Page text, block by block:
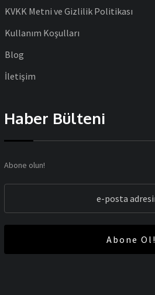
KVKK Metni ve Gizlilik Politikası
Kullanım Koşulları
Blog
İletişim
Haber Bülteni
Abone olun!
Abone Ol!